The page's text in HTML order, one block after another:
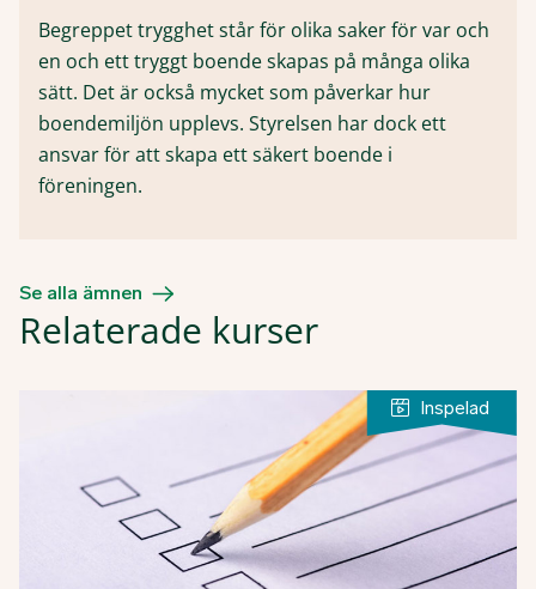
Begreppet trygghet står för olika saker för var och
en och ett tryggt boende skapas på många olika
sätt. Det är också mycket som påverkar hur
boendemiljön upplevs. Styrelsen har dock ett
ansvar för att skapa ett säkert boende i
föreningen.
Se alla ämnen
Relaterade kurser